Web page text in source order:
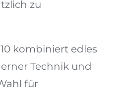
zu
kombiniert edles
Technik und
für